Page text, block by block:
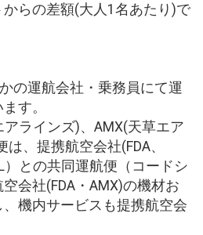
らの差額(大人1名あたり)で
の運航会社・乗務員にて運
す。
アラインズ)、AMX(天草エア
、提携航空会社(FDA、
との共同運航便（コードシ
会社(FDA・AMX)の機材お
機内サービスも提携航空会